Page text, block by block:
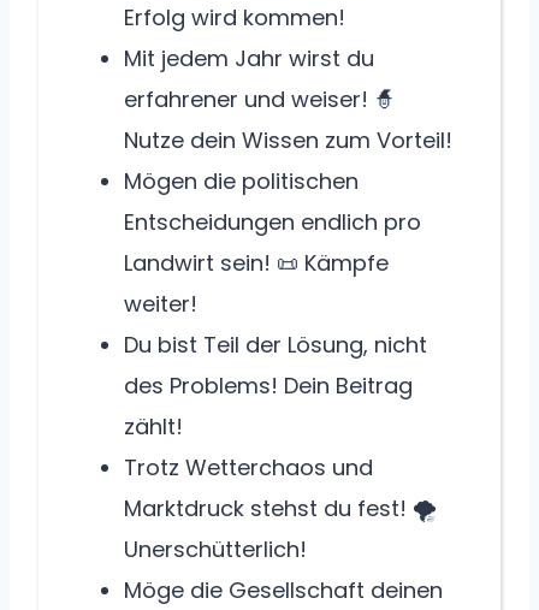
Erfolg wird kommen!
Mit jedem Jahr wirst du
erfahrener und weiser! 🧙
Nutze dein Wissen zum Vorteil!
Mögen die politischen
Entscheidungen endlich pro
Landwirt sein! 📜 Kämpfe
weiter!
Du bist Teil der Lösung, nicht
des Problems! Dein Beitrag
zählt!
Trotz Wetterchaos und
Marktdruck stehst du fest! 🌪️
Unerschütterlich!
Möge die Gesellschaft deinen